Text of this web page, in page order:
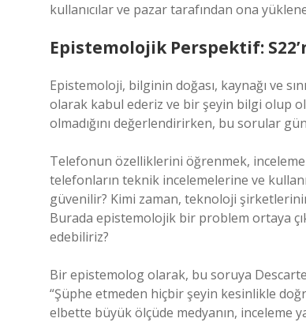
kullanıcılar ve pazar tarafından ona
Epistemolojik Perspektif:
Epistemoloji, bilginin doğası, kaynağı ve
olarak kabul ederiz ve bir şeyin bilgi olup
olmadığını değerlendirirken, bu sorular
Telefonun özelliklerini öğrenmek,
telefonların teknik incelemelerine ve
güvenilir? Kimi zaman, teknoloji
Burada epistemolojik bir problem ortaya
edebiliriz?
Bir epistemolog olarak, bu soruya
“Şüphe etmeden hiçbir şeyin kesinlikle
elbette büyük ölçüde medyanın, inceleme